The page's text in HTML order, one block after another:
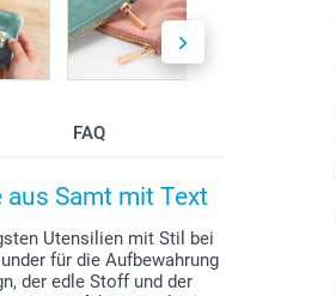
FAQ
Samt mit Text
Utensilien mit Stil bei
für die Aufbewahrung
der edle Stoff und der